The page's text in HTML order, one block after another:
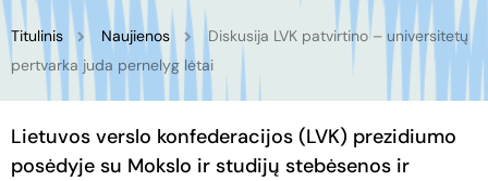
Titulinis Naujienos
Diskusija LVK patvirtino – universitetų
pertvarka juda pernelyg lėtai
Lietuvos verslo konfederacijos (LVK) prezidiumo
posėdyje su Mokslo ir studijų stebėsenos ir